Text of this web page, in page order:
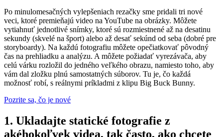
Po minulomesačných vylepšeniach rezačky sme pridali tri nové
veci, ktoré premieňajú video na YouTube na obrázky. Môžete
vytiahnuť jednotlivé snímky, ktoré sú rozmiestnené až na desatinu
sekundy (skvelé na šport) alebo až desať sekúnd od seba (dobré pre
storyboardy). Na každú fotografiu môžete opečiatkovať pôvodný
čas na prehliadku a analýzu. A môžete požiadať vyrezávača, aby
celú várku rozložil do jedného veľkého obrazu, namiesto toho, aby
vám dal zložku plnú samostatných súborov. Tu je, čo každá
možnosť robí, s reálnymi príkladmi z klipu Big Buck Bunny.
Pozrite sa, čo je nové
1. Ukladajte statické fotografie z
akéhokoľvek videa, tak často, ako chcete